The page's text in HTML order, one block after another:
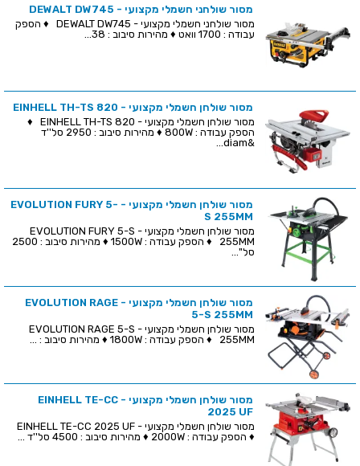
מסור שולחני חשמלי מקצועי - DEWALT DW745
מסור שולחני חשמלי מקצועי - DEWALT DW745 ♦ הספק
עבודה : 1700 וואט ♦ מהירות סיבוב : 38...
מסור שולחן חשמלי מקצועי - EINHELL TH-TS 820
מסור שולחן חשמלי מקצועי - EINHELL TH-TS 820 ♦
הספק עבודה : 800W ♦ מהירות סיבוב : 2950 סל''ד
&diam...
מסור שולחן חשמלי מקצועי - EVOLUTION FURY 5-
S 255MM
מסור שולחן חשמלי מקצועי - EVOLUTION FURY 5-S
255MM ♦ הספק עבודה : 1500W ♦ מהירות סיבוב : 2500
סל''...
מסור שולחן חשמלי מקצועי - EVOLUTION RAGE
5-S 255MM
מסור שולחן חשמלי מקצועי - EVOLUTION RAGE 5-S
255MM ♦ הספק עבודה : 1800W ♦ מהירות סיבוב : ...
מסור שולחן חשמלי מקצועי - EINHELL TE-CC
2025 UF
♦ הספק עבודה : 2000W ♦ מהירות סיבוב : 4500 סל''ד ...